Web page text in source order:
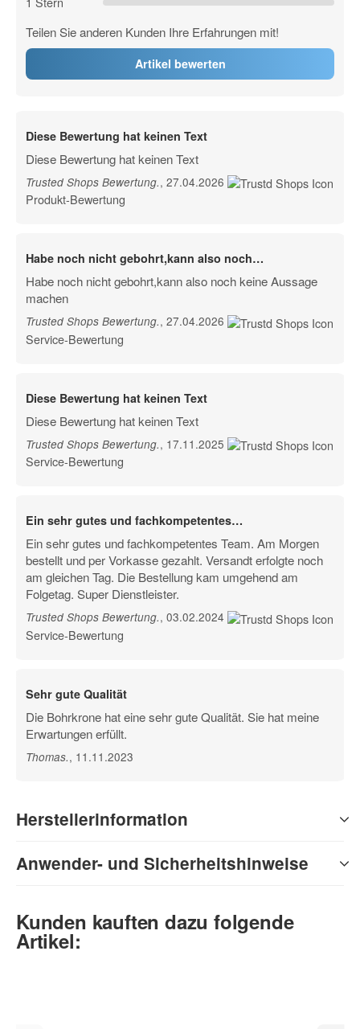
Teilen Sie anderen Kunden Ihre Erfahrungen mit!
Artikel bewerten
Diese Bewertung hat keinen Text
Diese Bewertung hat keinen Text
Trusted Shops Bewertung., 27.04.2026
Produkt-Bewertung
Habe noch nicht gebohrt,kann also noch…
Habe noch nicht gebohrt,kann also noch keine Aussage
machen
Trusted Shops Bewertung., 27.04.2026
Service-Bewertung
Diese Bewertung hat keinen Text
Diese Bewertung hat keinen Text
Trusted Shops Bewertung., 17.11.2025
Service-Bewertung
Ein sehr gutes und fachkompetentes…
Ein sehr gutes und fachkompetentes Team. Am Morgen
bestellt und per Vorkasse gezahlt. Versandt erfolgte noch
am gleichen Tag. Die Bestellung kam umgehend am
Folgetag. Super Dienstleister.
Trusted Shops Bewertung., 03.02.2024
Service-Bewertung
Sehr gute Qualität
Die Bohrkrone hat eine sehr gute Qualität. Sie hat meine
Erwartungen erfüllt.
Thomas., 11.11.2023
Herstellerinformation
Anwender- und Sicherheitshinweise
Kunden kauften dazu folgende
Artikel: